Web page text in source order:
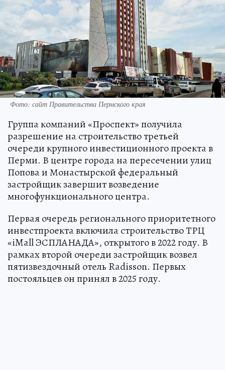
Фото: сайт Правительства Пермского края
Группа компаний «Проспект» получила
разрешение на строительство третьей
очереди крупного инвестиционного проекта в
Перми. В центре города на пересечении улиц
Попова и Монастырской федеральный
застройщик завершит возведение
многофункционального центра.
Первая очередь регионального приоритетного
инвестпроекта включила строительство ТРЦ
«iMall ЭСПЛАНАДА», открытого в 2022 году. В
рамках второй очереди застройщик возвел
пятизвездочный отель Radisson. Первых
постояльцев он принял в 2025 году.